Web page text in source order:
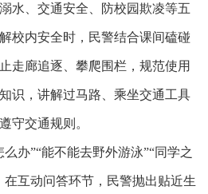
水、交通安全、防校园欺凌等五
校内安全时，民警结合课间磕碰
走廊追逐、攀爬围栏，规范使用
识，讲解过马路、乘坐交通工具
守交通规则。
”“能不能去野外游泳”“同学之
在互动问答环节，民警抛出贴近生